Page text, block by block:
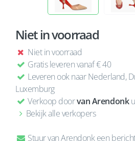
Niet in voorraad
Niet in voorraad
Gratis leveren vanaf € 40
Leveren ook naar Nederland,
Luxemburg
Verkoop doorvan Arendonk
Bekijk alle verkopers
Stuur van Arendonk een